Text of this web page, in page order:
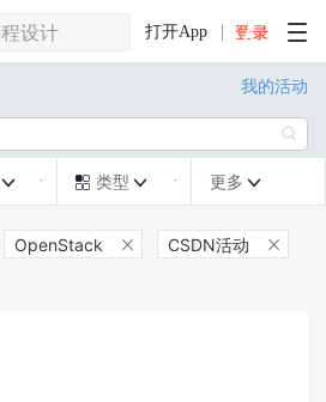
打开App
我的活动

  类型  更多 
OpenStack  CSDN活动 